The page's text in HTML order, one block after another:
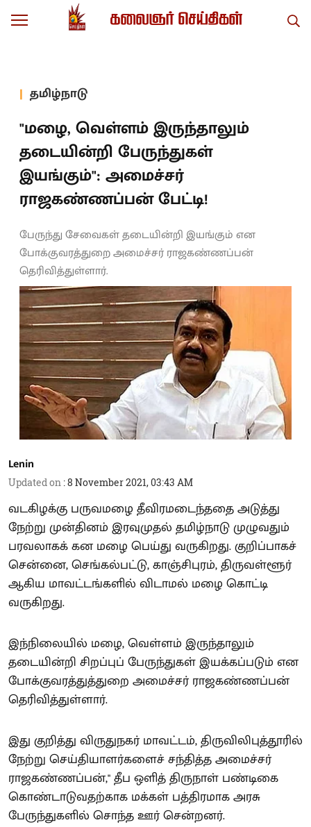
தமிழ்நாடு
"மழை, வெள்ளம் இருந்தாலும்
தடையின்றி பேருந்துகள்
இயங்கும்": அமைச்சர்
ராஜகண்ணப்பன் பேட்டி!
பேருந்து சேவைகள் தடையின்றி இயங்கும் என
போக்குவரத்துறை அமைச்சர் ராஜகண்ணப்பன்
தெரிவித்துள்ளார்.
Lenin
Updated on :8 November 2021, 03:43 AM
வடகிழக்கு பருவமழை தீவிரமடைந்ததை அடுத்து
நேற்று முன்தினம் இரவுமுதல் தமிழ்நாடு முழுவதும்
பரவலாகக் கன மழை பெய்து வருகிறது. குறிப்பாகச்
சென்னை, செங்கல்பட்டு, காஞ்சிபுரம், திருவள்ளூர்
ஆகிய மாவட்டங்களில் விடாமல் மழை கொட்டி
வருகிறது.
இந்நிலையில் மழை, வெள்ளம் இருந்தாலும்
தடையின்றி சிறப்புப் பேருந்துகள் இயக்கப்படும் என
போக்குவரத்துத்துறை அமைச்சர் ராஜகண்ணப்பன்
தெரிவித்துள்ளார்.
இது குறித்து விருதுநகர் மாவட்டம், திருவிலிபுத்தூரில்
நேற்று செய்தியாளர்களைச் சந்தித்த அமைச்சர்
ராஜகண்ணப்பன்," தீப ஒளித் திருநாள் பண்டிகை
கொண்டாடுவதற்காக மக்கள் பத்திரமாக அரசு
பேருந்துகளில் சொந்த ஊர் சென்றனர்.